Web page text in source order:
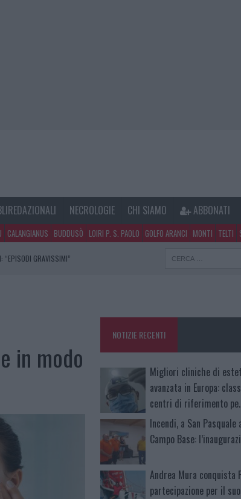
NECROLOGIE CHI SIAMO ABBONATI
CALANGIANUS BUDDUSÒ LOIRI P. S. PAOLO GOLFO ARANCI MONTI TELTI
“EPISODI GRAVISSIMI”
in modo
NOTIZIE RECENTI
Migliori cliniche di
avanzata in Europa:
centri di riferimento
Incendi, a San
Campo Base:
Andrea Mura conquista
partecipazione per il